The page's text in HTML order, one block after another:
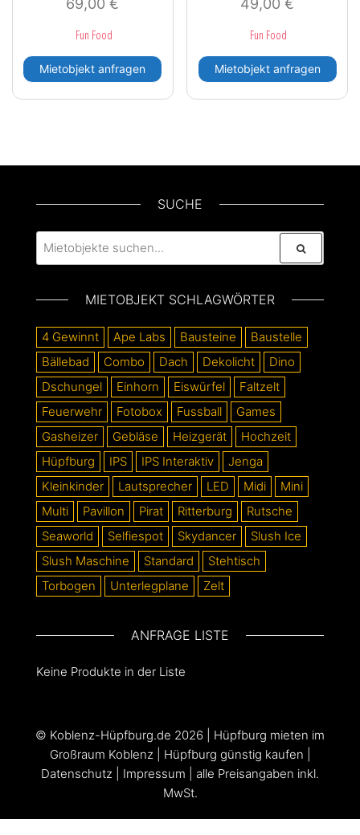
69,00€
Fun Food
Mietobjekt anfragen
49,00€
Fun Food
Mietobjekt anfragen
SUCHE
MIETOBJEKT SCHLAGWÖRTER
4 Gewinnt Ape Labs Bausteine
Baustelle
Bällebad
Combo Dach Dekolicht
Dino
Dschungel
Einhorn Eiswürfel
Faltzelt
Feuerwehr
Fotobox Fussball
Games
Gasheizer
Gebläse Heizgerät
Hochzeit
Hüpfburg
IPS IPS Interaktiv
Jenga
Kleinkinder
Lautsprecher LED Midi
Mini
Multi
Pavillon Pirat Ritterburg
Rutsche
Seaworld
Selfiespot Skydancer
Slush Ice
Slush Maschine
Standard
Stehtisch
Torbogen
Unterlegplane Zelt
ANFRAGE LISTE
Keine Produkte in der Liste
© Koblenz-Hüpfburg.de 2026 | Hüpfburg mieten im
Großraum Koblenz
Hüpfburg günstig kaufen
Datenschutz
Impressum | alle Preisangaben inkl.
MwSt.